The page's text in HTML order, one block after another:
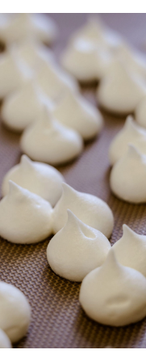
histoire